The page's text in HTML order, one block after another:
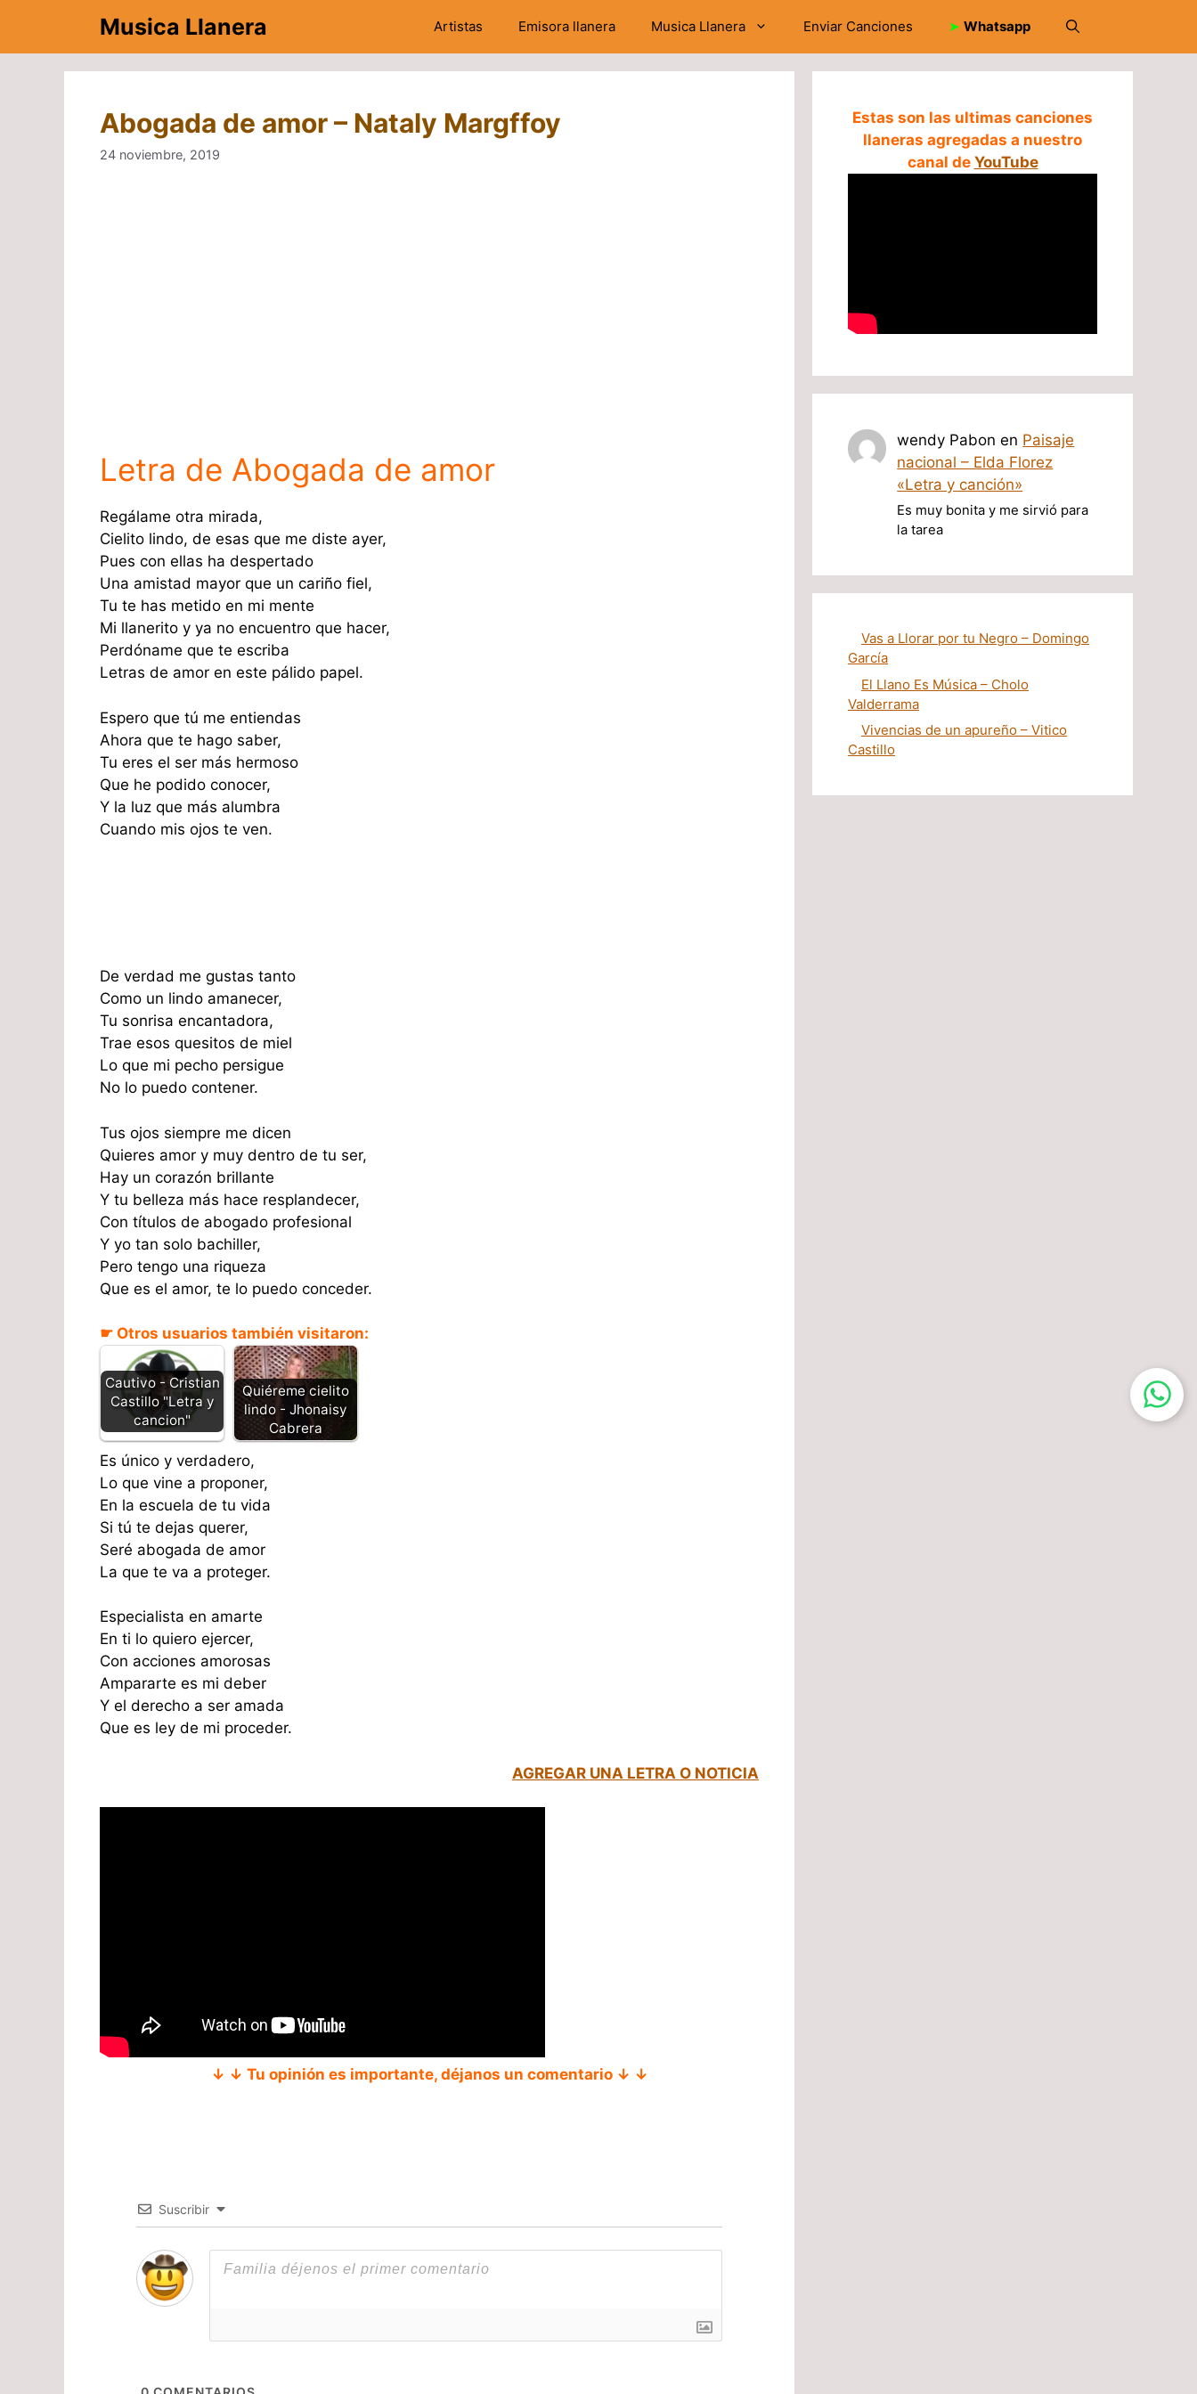
contenido
Musica Llanera Artistas Emisora llanera Musica Llanera Enviar Canciones ➤ Whatsapp
Abogada de amor – Nataly Margffoy
24 noviembre, 2019
Letra de Abogada de amor
Regálame otra mirada,
Cielito lindo, de esas que me diste ayer,
Pues con ellas ha despertado
Una amistad mayor que un cariño fiel,
Tu te has metido en mi mente
Mi llanerito y ya no encuentro que hacer,
Perdóname que te escriba
Letras de amor en este pálido papel.
Espero que tú me entiendas
Ahora que te hago saber,
Tu eres el ser más hermoso
Que he podido conocer,
Y la luz que más alumbra
Cuando mis ojos te ven.
De verdad me gustas tanto
Como un lindo amanecer,
Tu sonrisa encantadora,
Trae esos quesitos de miel
Lo que mi pecho persigue
No lo puedo contener.
Tus ojos siempre me dicen
Quieres amor y muy dentro de tu ser,
Hay un corazón brillante
Y tu belleza más hace resplandecer,
Con títulos de abogado profesional
Y yo tan solo bachiller,
Pero tengo una riqueza
Que es el amor, te lo puedo conceder.
☛ Otros usuarios también visitaron:
Cautivo - Cristian
Castillo "Letra y
cancion"
Quiéreme cielito
lindo - Jhonaisy
Cabrera
Es único y verdadero,
Lo que vine a proponer,
En la escuela de tu vida
Si tú te dejas querer,
Seré abogada de amor
La que te va a proteger.
Especialista en amarte
En ti lo quiero ejercer,
Con acciones amorosas
Ampararte es mi deber
Y el derecho a ser amada
Que es ley de mi proceder.
AGREGAR UNA LETRA O NOTICIA
↓ ↓ Tu opinión es importante, déjanos un comentario ↓ ↓
Suscribir
Estas son las ultimas canciones
llaneras agregadas a nuestro
canal de YouTube
wendy Pabon en Paisaje
nacional – Elda Florez
«Letra y canción»
Es muy bonita y me sirvió para
la tarea
Vas a Llorar por tu Negro – Domingo
García
El Llano Es Música – Cholo
Valderrama
Vivencias de un apureño – Vitico
Castillo